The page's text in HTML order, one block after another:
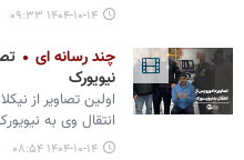
۱۴۰۴-۱۰-۱۴ ۰۹:۳۳
چند رسانه ای
نیویورک
اولین تصاویر از
انتقال وی به
۱۴۰۴-۱۰-۱۴ ۰۸:۵۴